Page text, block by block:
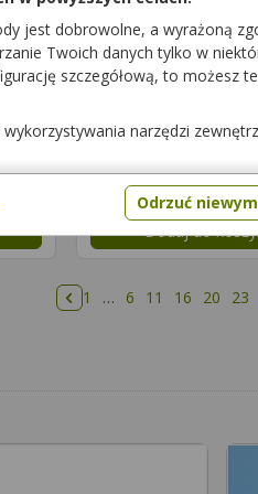
Dodaj do
Dostępność
Dodaj do
Poprzednia strona
1 … 6 11 16 20 23
jest dobrowolne, a wyrażoną
Twoich danych tylko w
szczegółową, to możesz
narzędzi
Odrzuć